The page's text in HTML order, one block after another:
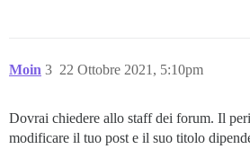
Moin 22 Ottobre 2021, 5:10pm
3
Dovrai chiedere allo staff dei forum. Il
modificare il tuo post e il suo titolo